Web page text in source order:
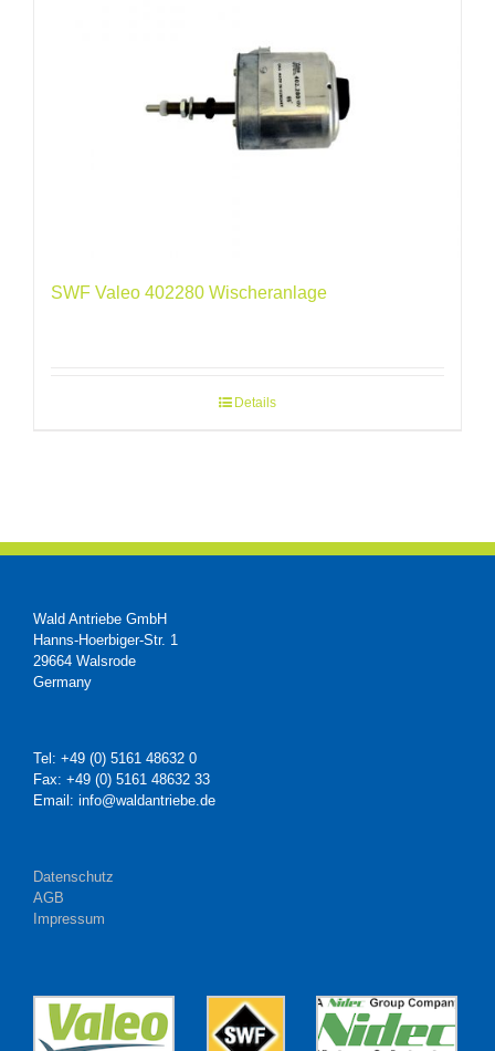
SWF Valeo 402280 Wischeranlage
Details
Wald Antriebe GmbH
Hanns-Hoerbiger-Str. 1
29664 Walsrode
Germany
Tel: +49 (0) 5161 48632 0
Fax: +49 (0) 5161 48632 33
Email: info@waldantriebe.de
Datenschutz
AGB
Impressum